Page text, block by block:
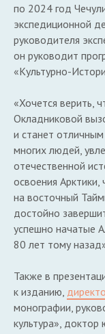
по 2024 год
экспедиционной
руководителя
он руководит
«Культурно-
«Хочется верить,
Окладниковой
и станет
многих людей,
отечественной
освоения Арктики,
на восточный
достойно
успешно начатые
80 лет тому
Также в
к изданию,
монографии,
культура»,